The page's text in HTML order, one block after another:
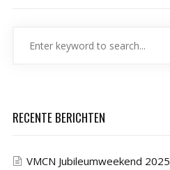
RECENTE BERICHTEN
VMCN Jubileumweekend 2025